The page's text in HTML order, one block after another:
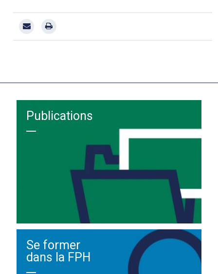
Publications
Se former
dans la FPH